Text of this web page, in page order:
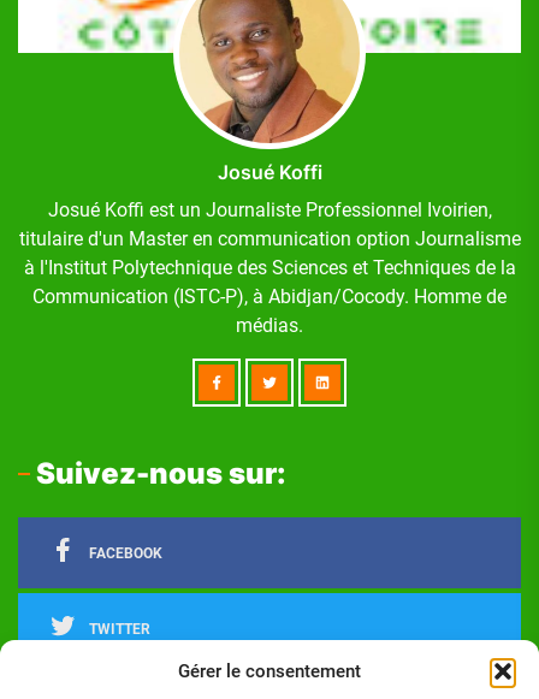
Gérer le consentement
Josué Koffi
Josué Koffi est un Journaliste Professionnel Ivoirien,
titulaire d'un Master en communication option Journalisme
à l'Institut Polytechnique des Sciences et Techniques de la
Communication (ISTC-P), à Abidjan/Cocody. Homme de
médias.
Suivez-nous sur:
FACEBOOK
TWITTER